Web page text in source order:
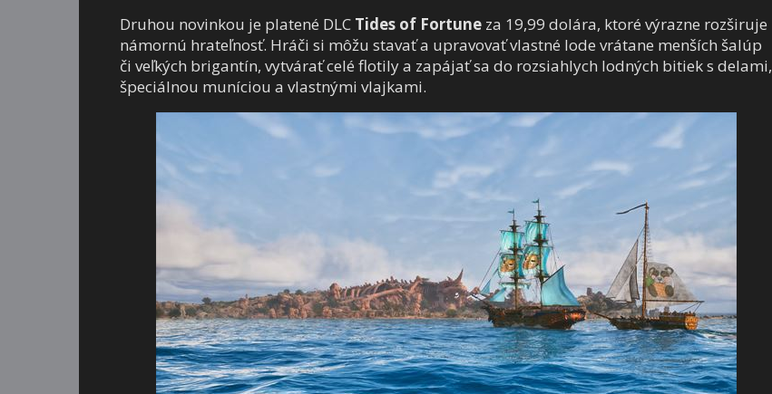
Druhou novinkou je platené DLC Tides of Fortune za 19,99 dolára, ktoré výrazne rozširuje
námornú hrateľnosť. Hráči si môžu stavať a upravovať vlastné lode vrátane menších šalúp
či veľkých brigantín, vytvárať celé flotily a zapájať sa do rozsiahlych lodných bitiek s delami,
špeciálnou muníciou a vlastnými vlajkami.